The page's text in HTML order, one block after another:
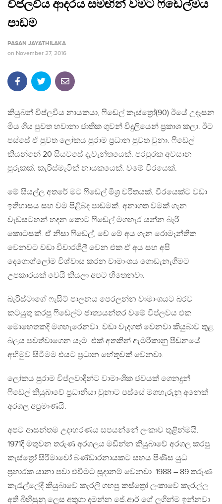
විප්ලවීය ආදරය සමඟින් වමට ෆිඩෙල්මය
පාඩම
PASAN JAYATHILAKA
on November 27, 2016
කියුබන් විප්ලවීය නායකයා, ෆිඩෙල් කැස්ත්‍රෝ(90) ඊයේ උදෑසන
මිය ගිය පුවත හවානා ජාතික ගුවන් විදුලියෙන් ප්‍රකාශ කලා. ඊට
පස්සේ ඒ පුවත ලෝකය පුරාම ප්‍රධාන පුවත වුනා. ෆිඩෙල්
කියන්නේ 20 සියවසේ දැවැන්තයෙක්. පරපුරක අවසාන
පුරුකක්. කැරිස්මැටික් නායකයෙක්. වමේ වීරයෙක්.
මේ සියල්ල අතරේ මට ෆිඩෙල් මිශ්‍ර චරිතයක්. වීරයෙක්ට වඩා
ඉතිහාසය සහ වම පිළිබද පාඩමක්. අනාගත වමක් ගැන
වැඩසටහන් හදන කොට ෆිඩෙල් මගහැර යන්න බැරි
කොටසක්. ඒ නිසා ෆිඩෙල්, චේ මේ අය ගැන රොමෑන්තික
වෙනවට වඩා විචාරශීලී වෙන එක ඒ අය සහ අපි
දෙගොග්ලෝම විශ්වාස කරන වාමාංශය ගොඩැනැගීමට
උපකාරයක් වෙයි කියලා අපට හිතෙනවා.
බැරිස්ටාගේ ෆැසිට් පාලනය පෙරලන්න වාමාංශයට බරව
කටයුතු කරපු ෆිඩෙල්ට ජාත්‍යයන්තර වමේ විප්ලවය එක
මොහෙතකදි මගහැරෙනවා. වඩා වැදගත් වෙනවා කියුබාව තුළ
බලය පවත්වාගෙන යෑම. එක් අතකින් ඇමරිකානු පීඩනයේ
අභිමුව සිටීමම එයට ප්‍රධාන හේතුවක් වෙනවා.
ලෝකය පුරාම විප්ලවාදීන්ට වාමාංශික ජවයක් ගෙනදුන්
ෆිඩෙල් කියුබාවේ ප්‍රධානියා වුනාට පස්සේ මගහැරුනු අනෙක්
අරගල අප්‍රමාණයි.
අපට ආසන්තම උදාහරණය සපයන්නේ ලංකාව තුළින්මයි.
1971දී මතුවන තරුණ අරගලය මඩින්න කියුබාවේ අරගල කරපු
කැස්ත්‍රෝ සිරිමාවෝ බණ්ඩාරනායකට සහය පිණිස යුධ
ප්‍රහාරක යානා පවා එවීමට සූදානම් වෙනවා. 1988 – 89 තරුණ
කැරැල්ලේදී කියුබාවේ කැරලි ගහපු කස්ත්‍රෝ ලංකාවේ කැරැල්ල
අති බිහිසුනු ලෙස අතුගා දමන්න ජේ.ආර් ගේ ලගින්ම ඉන්නවා